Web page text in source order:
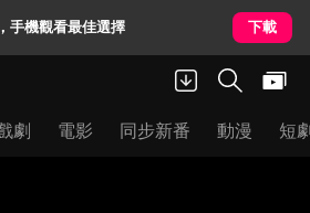
手機觀看最佳選擇 下載
劇 電影 同步新番 動漫 短